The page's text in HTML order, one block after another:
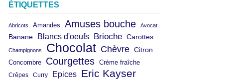
ÉTIQUETTES
Abricots Amandes Amuses bouche Avocat
Banane Blancs d'oeufs Brioche Carottes
Champignons Chocolat Chèvre Citron
Concombre Courgettes Crème fraîche
Crêpes Curry Epices Eric Kayser